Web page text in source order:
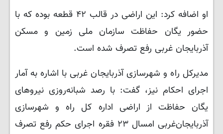
او اضافه کرد: این اراضی در قالب ۴۲ قطعه بوده که با
حضور یگان حفاظت سازمان ملی زمین و مسکن
آذربایجان غربی رفع تصرف شده است.
مدیرکل راه و شهرسازی آذربایجان غربی با اشاره به آمار
اجرای احکام نیز، گفت: با رصد شبانه‌روزی نیروهای
یگان حفاظت از اراضی اداره کل راه و شهرسازی
آذربایجان‌غربی امسال ۲۳ فقره اجرای حکم رفع تصرف